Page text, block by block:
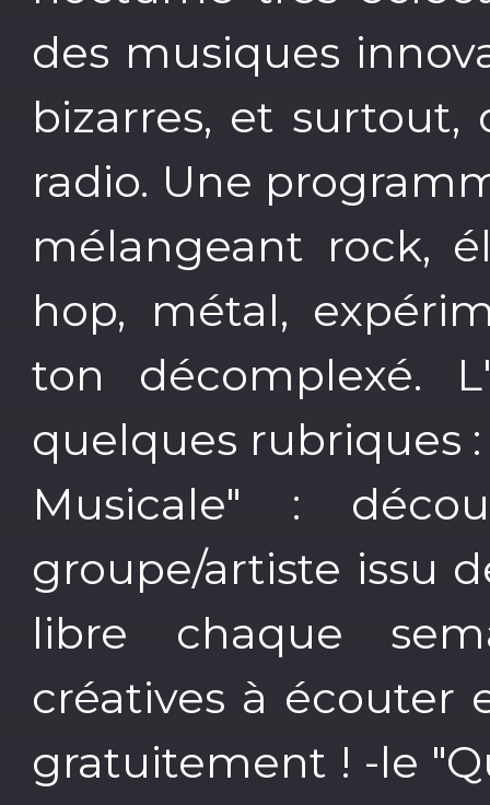
des musiques
bizarres, et
radio. Une
mélangeant rock,
hop, métal,
ton décomplexé.
quelques rubriques
Musicale" :
groupe/artiste issu
libre chaque
créatives à écouter
gratuitement ! -le